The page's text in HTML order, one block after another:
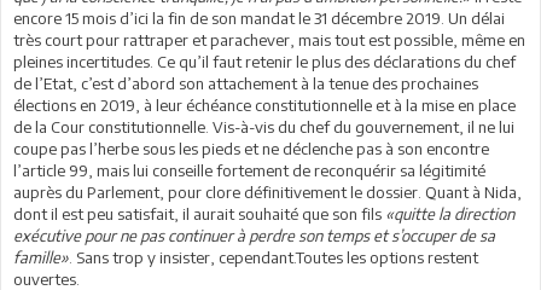
encore 15 mois d’ici la fin de son mandat le 31 décembre 2019. Un délai
très court pour rattraper et parachever, mais tout est possible, même en
pleines incertitudes. Ce qu’il faut retenir le plus des déclarations du chef
de l’Etat, c’est d’abord son attachement à la tenue des prochaines
élections en 2019, à leur échéance constitutionnelle et à la mise en place
de la Cour constitutionnelle. Vis-à-vis du chef du gouvernement, il ne lui
coupe pas l’herbe sous les pieds et ne déclenche pas à son encontre
l’article 99, mais lui conseille fortement de reconquérir sa légitimité
auprès du Parlement, pour clore définitivement le dossier. Quant à Nida,
dont il est peu satisfait, il aurait souhaité que son fils «quitte la direction
exécutive pour ne pas continuer à perdre son temps et s’occuper de sa
famille» . Sans trop y insister, cependant.Toutes les options restent
ouvertes.